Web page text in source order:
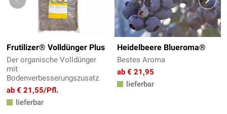
Frutilizer® Volldünger Plus
Der organische Volldünger
mit
Bodenverbesserungszusatz
ab € 21,55/Pfl.
lieferbar
Heidelbeere Blueroma®
Bestes Aroma
ab € 21,95
lieferbar